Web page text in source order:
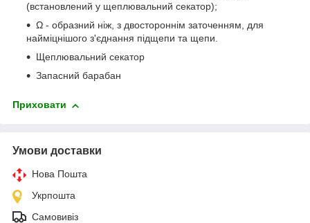
(встановлений у щеплювальний секатор);
Ω - образний ніж, з двостороннім заточенням, для
найміцнішого з'єднання підщепи та щепи.
Щеплювальний секатор
Запасний барабан
Приховати
Умови доставки
Нова Пошта
Укрпошта
Самовивіз